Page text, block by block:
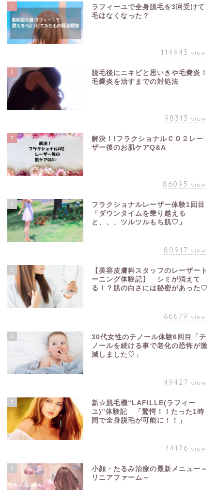
1
ラフィーユで全身脱毛を3回受けて
毛はなくなった？
114943 view
2
脱毛後にニキビと思いきや毛嚢炎！
毛嚢炎を治すまでの対処法
98313 view
3
解決！!フラクショナルＣＯ２レー
ザー後のお肌ケアQ&A
86095 view
4
フラクショナルレーザー体験1回目
「ダウンタイムを乗り越える
と、、、ツルツルもち肌♡」
80917 view
5
【美容皮膚科スタッフのレーザート
ーニング体験記】 シミが消えて
る！？肌の白さには秘密があった♡
66679 view
6
30代女性のテノール体験6回目「テ
ノールを続ける事で老化の恐怖が激
減しました♡」
49427 view
7
新☆脱毛機“LAFILLE(ラフィー
ユ)”体験記 「驚愕！！たった1時
間で全身脱毛が可能に！！」
44176 view
8
小顔・たるみ治療の最新メニュー～
リニアファーム～